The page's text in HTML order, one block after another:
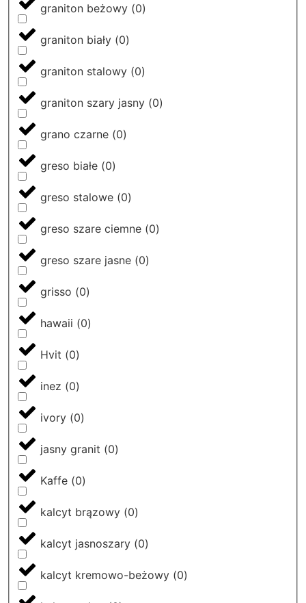
graniton beżowy (0)
graniton biały (0)
graniton stalowy (0)
graniton szary jasny (0)
grano czarne (0)
greso białe (0)
greso stalowe (0)
greso szare ciemne (0)
greso szare jasne (0)
grisso (0)
hawaii (0)
Hvit (0)
inez (0)
ivory (0)
jasny granit (0)
Kaffe (0)
kalcyt brązowy (0)
kalcyt jasnoszary (0)
kalcyt kremowo-beżowy (0)